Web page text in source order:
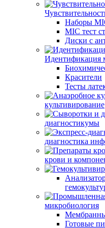
Наборы
MIC тест
Диски с
Идентификация
Красители
Тесты
культивирование
диагностикумы
диагностика
крови и
микробиология
Готовые